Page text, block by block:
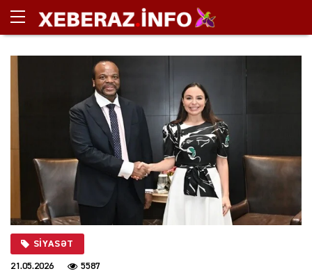
SIYASƏT
21.05.2026 5587